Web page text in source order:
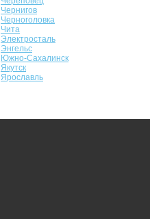
Чернигов
Черноголовка
Чита
Электросталь
Энгельс
Южно-Сахалинск
Якутск
Ярославль